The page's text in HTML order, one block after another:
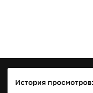
История просмотров: